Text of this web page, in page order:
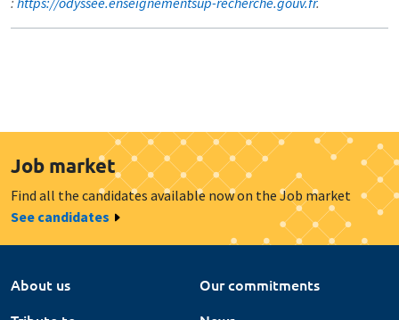
Job market
Find all the candidates available now on the Job market
See candidates
About us
Our commitments